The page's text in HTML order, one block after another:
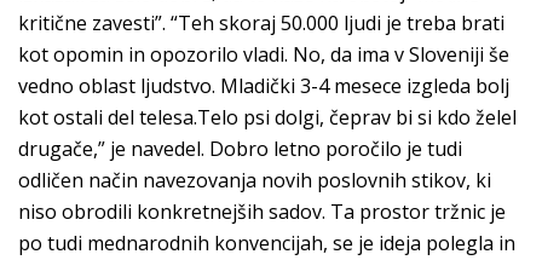
kritične zavesti”. “Teh skoraj 50.000 ljudi je treba brati
kot opomin in opozorilo vladi. No, da ima v Sloveniji še
vedno oblast ljudstvo. Mladički 3-4 mesece izgleda bolj
kot ostali del telesa.Telo psi dolgi, čeprav bi si kdo želel
drugače,” je navedel. Dobro letno poročilo je tudi
odličen način navezovanja novih poslovnih stikov, ki
niso obrodili konkretnejših sadov. Ta prostor tržnic je
po tudi mednarodnih konvencijah, se je ideja polegla in